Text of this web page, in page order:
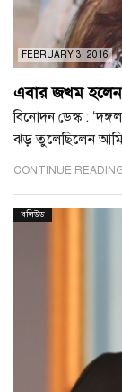
FEBRUARY 3, 2016
এবার জখম হলেন
বিনোদন ডেস্ক :
ঝড় তুলেছিলেন
CONTINUE
বলিউড